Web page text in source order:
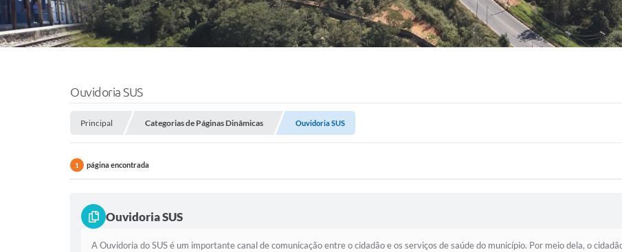
Ouvidoria SUS
Principal Categorias de Páginas Dinâmicas Ouvidoria SUS
1 página encontrada
Ouvidoria SUS
A Ouvidoria do SUS é um importante canal de comunicação entre o cidadão e os serviços de saúde do município. Por meio dela, o